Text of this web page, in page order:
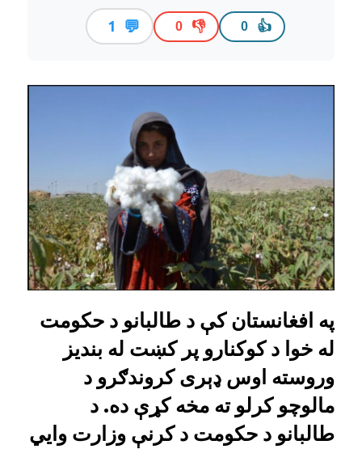
👍
0
👎
0
💬
1
په افغانستان کې د طالبانو د حکومت
له خوا د کوکنارو پر کښت له بندیز
وروسته اوس ډېری کروندګرو د
مالوچو کرلو ته مخه کړې ده. د
طالبانو د حکومت د کرنې وزارت وايي